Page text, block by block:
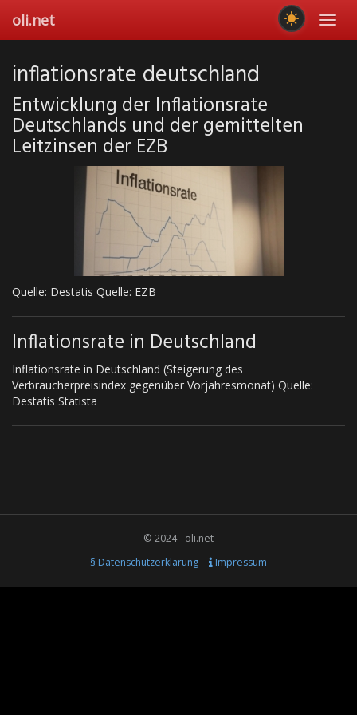
main
oli.net
inflationsrate deutschland
Entwicklung der Inflationsrate
Deutschlands und der gemittelten
Leitzinsen der EZB
Quelle: Destatis Quelle: EZB
Inflationsrate in Deutschland
Inflationsrate in Deutschland (Steigerung des
Verbraucherpreisindex gegenüber Vorjahresmonat) Quelle:
Destatis Statista
© 2024 - oli.net
§ Datenschutzerklärung
Impressum